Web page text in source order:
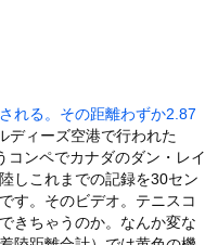
仕打ちです…
れる。その距離わずか2.87
ディーズ空港で行われた
コンペでカナダのダン・レイ
しこれまでの記録を30セン
す。そのビデオ。テニスコ
きちゃうのか。なんか変な